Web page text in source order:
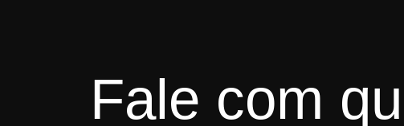
Fale com